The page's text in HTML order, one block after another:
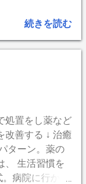
白ゴマ・麦・寒
のが気にならな
週間をつけま
ても野菜の味
の進め方も直
菜から。そし
最後に炭水化
ーグルトは食
必ず摂り、脳
病気になってい
作るらしいん
粗末にすると
。私は死にた
出来ても疲労限
にしていま
(空腹→)食事
の源。脳も体
トされる。眠
続きを読む
処置をし薬など
改善する ↓ 治癒
ターン。薬の
、 生活習慣を
病院に行かな